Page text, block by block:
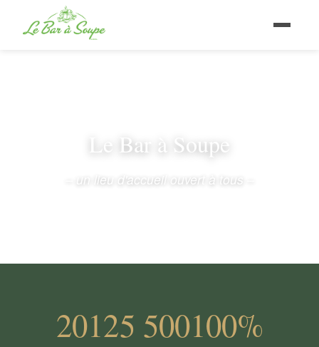
Le Bar à Soupe
– un lieu d'accueil ouvert à tous –
20125 500100%